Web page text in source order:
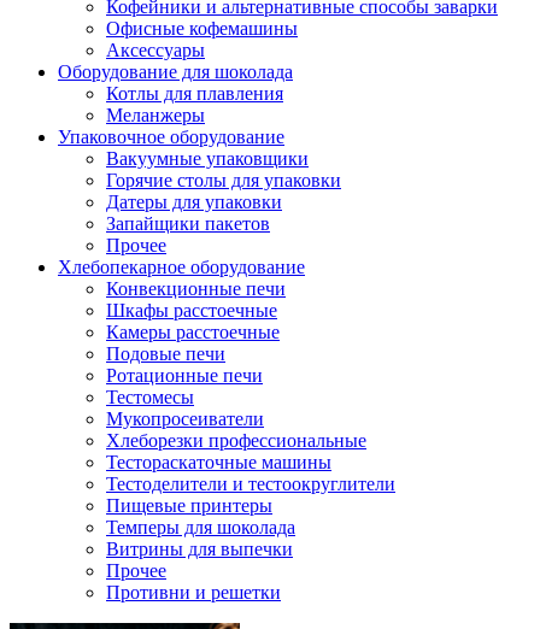
Кофейники и альтернативные способы заварки
Офисные кофемашины
Аксессуары
Оборудование для шоколада
Котлы для плавления
Меланжеры
Упаковочное оборудование
Вакуумные упаковщики
Горячие столы для упаковки
Датеры для упаковки
Запайщики пакетов
Прочее
Хлебопекарное оборудование
Конвекционные печи
Шкафы расстоечные
Камеры расстоечные
Подовые печи
Ротационные печи
Тестомесы
Мукопросеиватели
Хлеборезки профессиональные
Тестораскаточные машины
Тестоделители и тестоокруглители
Пищевые принтеры
Темперы для шоколада
Витрины для выпечки
Прочее
Противни и решетки